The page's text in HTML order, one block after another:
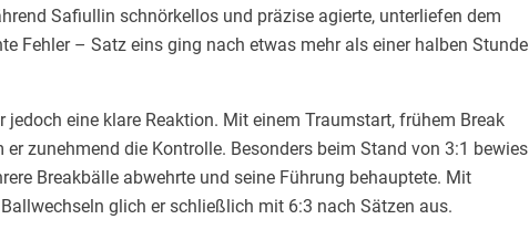
Safiullin schnörkellos und präzise agierte, unterliefen dem
Fehler – Satz eins ging nach etwas mehr als einer halben Stunde
eine klare Reaktion. Mit einem Traumstart, frühem Break
zunehmend die Kontrolle. Besonders beim Stand von 3:1 bewies
Breakbälle abwehrte und seine Führung behauptete. Mit
glich er schließlich mit 6:3 nach Sätzen aus.